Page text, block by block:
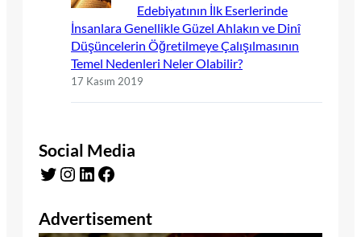
Edebiyatının İlk Eserlerinde
İnsanlara Genellikle Güzel Ahlakın ve Dinî
Düşüncelerin Öğretilmeye Çalışılmasının
Temel Nedenleri Neler Olabilir?
17 Kasım 2019
Social Media
Twitter Instagram LinkedIn Facebook
Advertisement